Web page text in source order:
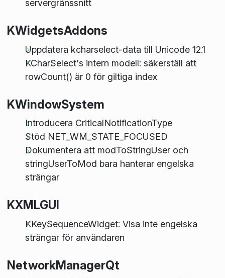
servergränssnitt
KWidgetsAddons
Uppdatera kcharselect-data till Unicode 12.1
KCharSelect's intern modell: säkerställ att
rowCount() är 0 för giltiga index
KWindowSystem
Introducera CriticalNotificationType
Stöd NET_WM_STATE_FOCUSED
Dokumentera att modToStringUser och
stringUserToMod bara hanterar engelska
strängar
KXMLGUI
KKeySequenceWidget: Visa inte engelska
strängar för användaren
NetworkManagerQt